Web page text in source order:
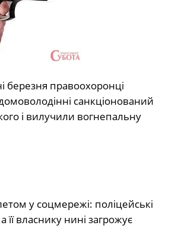
березня правоохоронці
санкціонований
і вилучили вогнепальну
у соцмережі: поліцейські
власнику нині загрожує